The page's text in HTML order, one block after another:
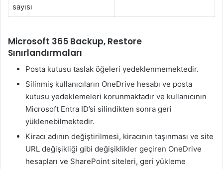
sayısı
Microsoft 365 Backup, Restore
Sınırlandırmaları
Posta kutusu taslak öğeleri yedeklenmemektedir.
Silinmiş kullanıcıların OneDrive hesabı ve posta
kutusu yedeklemeleri korunmaktadır ve kullanıcının
Microsoft Entra ID’si silindikten sonra geri
yüklenebilmektedir.
Kiracı adının değiştirilmesi, kiracının taşınması ve site
URL değişikliği gibi değişiklikler geçiren OneDrive
hesapları ve SharePoint siteleri, geri yükleme